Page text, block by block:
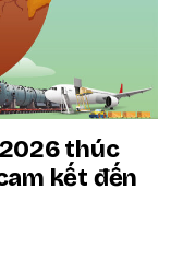
thúc
kết đến